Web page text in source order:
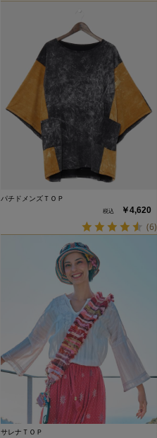
パチドメンズＴＯＰ
￥4,620
(6)
サレナＴＯＰ